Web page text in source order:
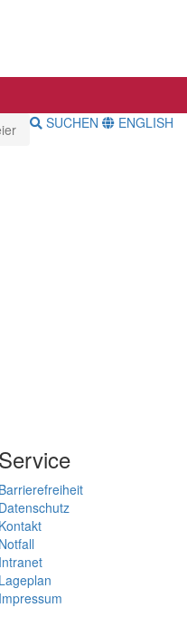
SUCHEN ENGLISH
Service
Barrierefreiheit
Datenschutz
Kontakt
Notfall
Intranet
Lageplan
Impressum